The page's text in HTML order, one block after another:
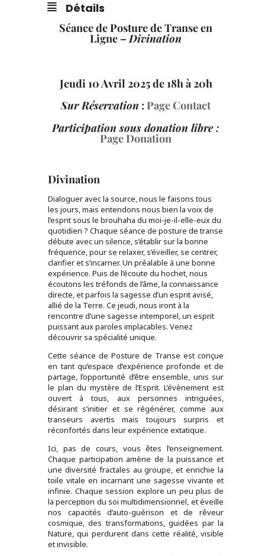
Détails
Séance de Posture de Transe en
Ligne –Divination
Jeudi 10 Avril 2025 de 18h à 20h
Sur Réservation : Page Contact
Participation sous donation libre :
Page Donation
Divination
Dialoguer avec la source, nous le faisons tous
les jours, mais entendons nous bien la voix de
l’esprit sous le brouhaha du moi-je-il-elle-eux du
quotidien ? Chaque séance de posture de transe
débute avec un silence, s’établir sur la bonne
fréquence, pour se relaxer, s’éveiller, se centrer,
clarifier et s’incarner. Un préalable à une bonne
expérience. Puis de l’écoute du hochet, nous
écoutons les tréfonds de l’âme, la connaissance
directe, et parfois la sagesse d’un esprit avisé,
allié de la Terre. Ce jeudi, nous iront à la
rencontre d’une sagesse intemporel, un esprit
puissant aux paroles implacables. Venez
découvrir sa spécialité unique.
Cette séance de Posture de Transe est conçue
en tant qu’espace d’expérience profonde et de
partage, l’opportunité d’être ensemble, unis sur
le plan du mystère de l’Esprit. L’évènement est
ouvert à tous, aux personnes intriguées,
désirant s’initier et se régénérer, comme aux
transeurs avertis mais toujours surpris et
réconfortés dans leur expérience extatique.
Ici, pas de cours, vous êtes l’enseignement.
Chaque participation amène de la puissance et
une diversité fractales au groupe, et enrichie la
toile vitale en incarnant une sagesse vivante et
infinie. Chaque session explore un peu plus de
la perception du soi multidimensionnel, et éveille
nos capacités d’auto-guérison et de rêveur
cosmique, des transformations, guidées par la
Nature, qui perdurent dans cette réalité, visible
et invisible.